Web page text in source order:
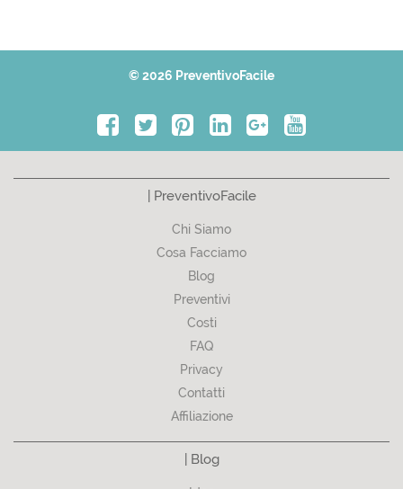
© 2026 PreventivoFacile
| PreventivoFacile
Chi Siamo
Cosa Facciamo
Blog
Preventivi
Costi
FAQ
Privacy
Contatti
Affiliazione
| Blog